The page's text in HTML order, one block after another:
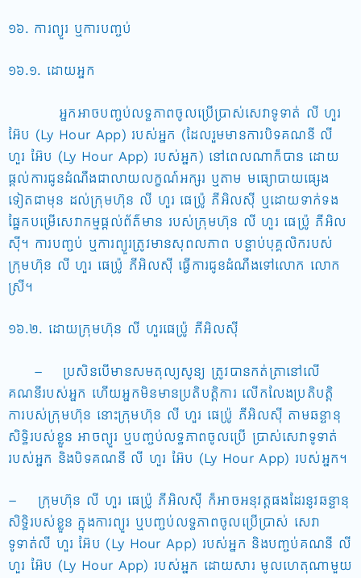
១៦. ការព្យួរ ឬការបញ្ចប់
១៦.១. ដោយអ្នក
អ្នកអាចបញ្ចប់លទ្ធភាពចូលប្រើប្រាស់សេវាទូទាត់ លី ហួរ
អ៊ែប (Ly Hour App) របស់អ្នក (ដែលរួមមានការបិទគណនី លី
ហួរ អ៊ែប (Ly Hour App) របស់អ្នក) នៅពេលណាក៏បាន ដោយ
ផ្តល់ការជូនដំណឹងជាលាយលក្ខណ៍អក្សរ ឬតាម មធ្យោបាយផ្សេង
ទៀតជាមុន ដល់ក្រុមហ៊ុន លី ហួរ ផេប៉្រូ ភីអិលស៊ី ឬដោយទាក់ទង
ផ្នែកបម្រើសេវាកម្មផ្តល់ព័ត៌មាន របស់ក្រុមហ៊ុន លី ហួរ ផេប៉្រូ ភីអិល
ស៊ី។ ការបញ្ចប់ ឬការព្យួរត្រូវមានសុពលភាព បន្ទាប់បុគ្គលិករបស់
ក្រុមហ៊ុន លី ហួរ ផេប៉្រូ ភីអិលស៊ី ធ្វើការជូនដំណឹងទៅលោក លោក
ស្រី។
១៦.២. ដោយក្រុមហ៊ុន លី ហួរផេប៉្រូ ភីអិលស៊ី
– ប្រសិនបើមានសមតុល្យសូន្យ ត្រូវបានកត់ត្រានៅលើ
គណនីរបស់អ្នក ហើយអ្នកមិនមានប្រតិបត្តិការ លើកលែងប្រតិបត្តិ
ការបស់ក្រុមហ៊ុន នោះក្រុមហ៊ុន លី ហួរ ផេប៉្រូ ភីអិលស៊ី តាមឆន្ទានុ
សិទ្ធិរបស់ខ្លួន អាចព្យួរ ឬបញ្ចប់លទ្ធភាពចូលប្រើ ប្រាស់សេវាទូទាត់
របស់អ្នក និងបិទគណនី លី ហួរ អ៊ែប (Ly Hour App) របស់អ្នក។
– ក្រុមហ៊ុន លី ហួរ ផេប៉្រូ ភីអិលស៊ី ក៏អាចអនុវត្តផងដែរនូវឆន្ទានុ
សិទ្ធិរបស់ខ្លួន ក្នុងការព្យួរ ឬបញ្ចប់លទ្ធភាពចូលប្រើប្រាស់ សេវា
ទូទាត់លី ហួរ អ៊ែប (Ly Hour App) របស់អ្នក និងបញ្ចប់គណនី លី
ហួរ អ៊ែប (Ly Hour App) របស់អ្នក ដោយសារ មូលហេតុណាមួយ